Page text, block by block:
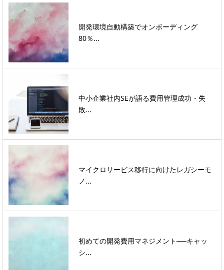
開発環境自動構築でオンボーディング
80％...
中小企業社内SEが語る費用管理成功・失
敗...
マイクロサービス移行に向けたレガシーモ
ノ...
初めての開発費用マネジメント──キャッ
シ...